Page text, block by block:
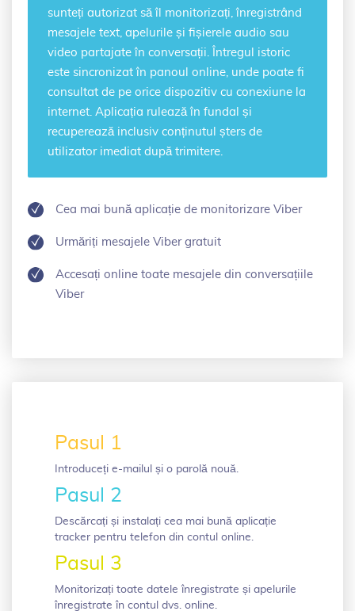
sunteți autorizat să îl monitorizați, înregistrând
mesajele text, apelurile și fișierele audio sau
video partajate în conversații. Întregul istoric
este sincronizat în panoul online, unde poate fi
consultat de pe orice dispozitiv cu conexiune la
internet. Aplicația rulează în fundal și
recuperează inclusiv conținutul șters de
utilizator imediat după trimitere.
Cea mai bună aplicație de monitorizare Viber
Urmăriți mesajele Viber gratuit
Accesați online toate mesajele din conversațiile
Viber
Pasul 1
Introduceți e-mailul și o parolă nouă.
Pasul 2
Descărcați și instalați cea mai bună aplicație
tracker pentru telefon din contul online.
Pasul 3
Monitorizați toate datele înregistrate și apelurile
înregistrate în contul dvs. online.